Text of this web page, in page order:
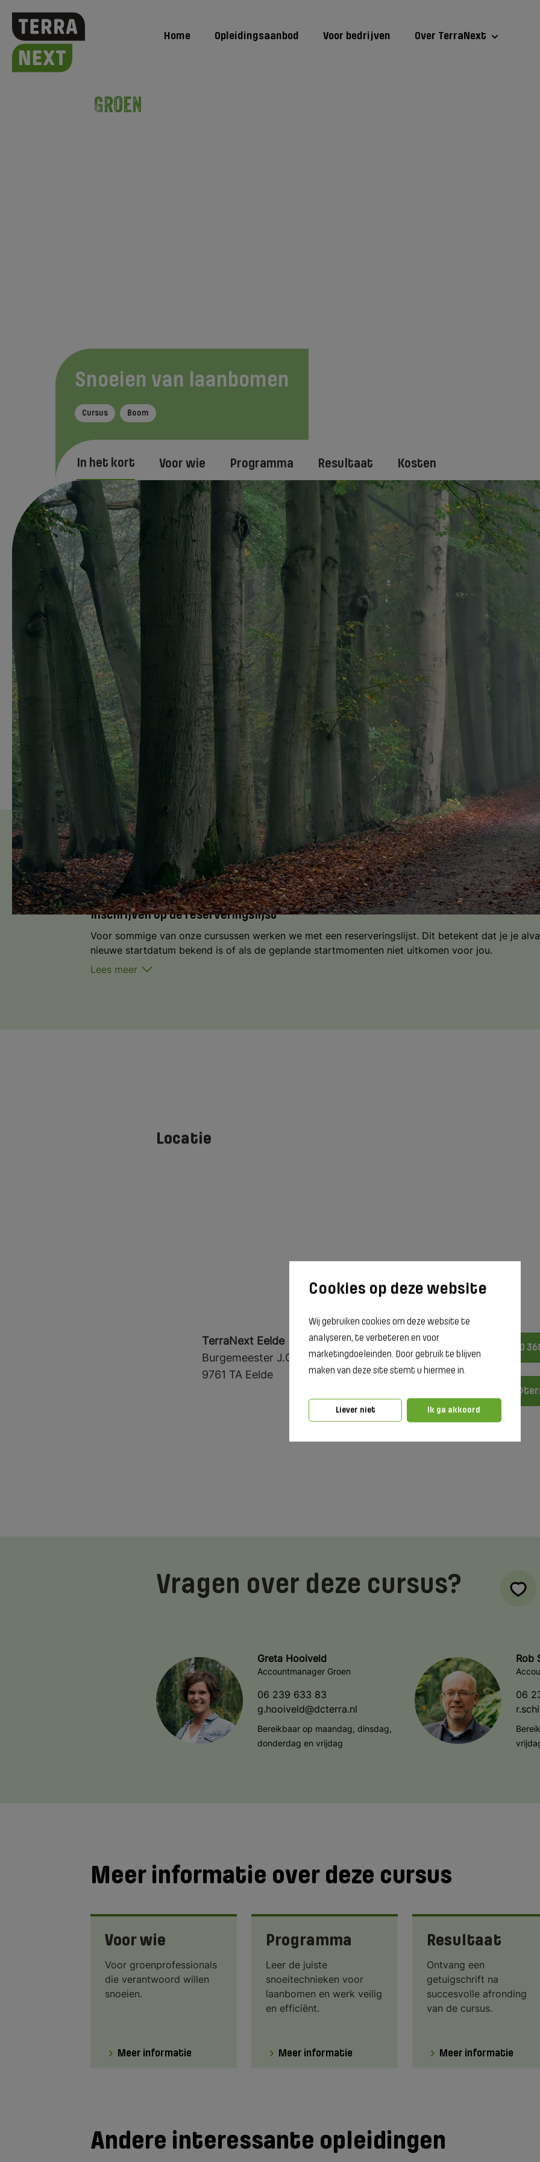
Wij gebruiken cookies om deze website te
analyseren, te verbeteren en voor
marketingdoeleinden. Door gebruik te blijven
maken van deze site stemt u hiermee in.
Liever niet Ik ga akkoord
Home Opleidingsaanbod Voor bedrijven Over TerraNext
Groen
Snoeien van laanbomen
Cursus Boom
In het kort Voor wie Programma Resultaat Kosten
Leer laanbomen snoeien met focus op begeleidingssnoei.
geschikt voor groenprofessionals.
Wil je leren hoe je laanbomen op een verantwoorde manier
Deze cursus biedt praktische kennis en vaardigheden voor
Meld je nu aan en krijg een getuigschrift na afloop!
De kosten voor deze cursus bedragen € 365,00 BTW vrij
Kies een startmoment om je aan te
Inschrijven op de reserveringslijst
Voor sommige van onze cursussen werken we met een reserveringslijst. Dit betekent dat je je
nieuwe startdatum bekend is of als de geplande startmomenten niet uitkomen voor jou.
Lees meer
Locatie
TerraNext Eelde
Burgemeester J.G. Legroweg 33
9761 TA Eelde
050
Vragen over deze cursus?
Greta Hooiveld
Accountmanager Groen
06 239 633 83
g.hooiveld@dcterra.nl
Bereikbaar op maandag, dinsdag,
donderdag en vrijdag
Rob
06
Meer informatie over deze cursus
Voor wie
Voor groenprofessionals
die verantwoord willen
snoeien.
Meer informatie
Programma
Leer de juiste
snoeitechnieken voor
laanbomen en werk veilig
en efficiënt.
Meer informatie
Resultaat
Ontvang een
getuigschrift na
succesvolle afronding
van de cursus.
Meer informatie
Andere interessante opleidingen